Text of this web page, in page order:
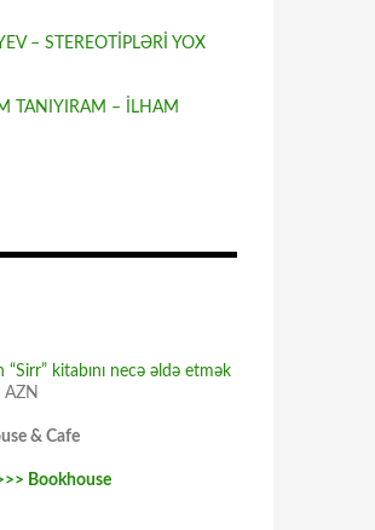
– STEREOTİPLƏRİ YOX
TANIYIRAM – İLHAM
“Sirr” kitabını necə əldə etmək
& Cafe
Bookhouse